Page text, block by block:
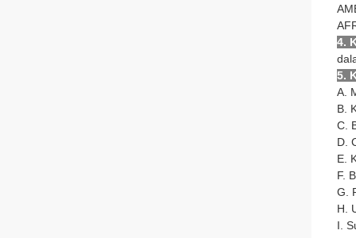
4.
5.
A.
B.
C.
D.
E.
F.
G.
H.
I.